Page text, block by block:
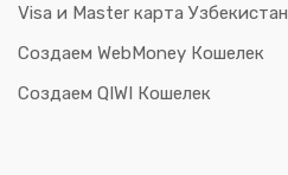
Visa и Master карта Узбекистан
Создаем WebMoney Кошелек
Создаем QIWI Кошелек